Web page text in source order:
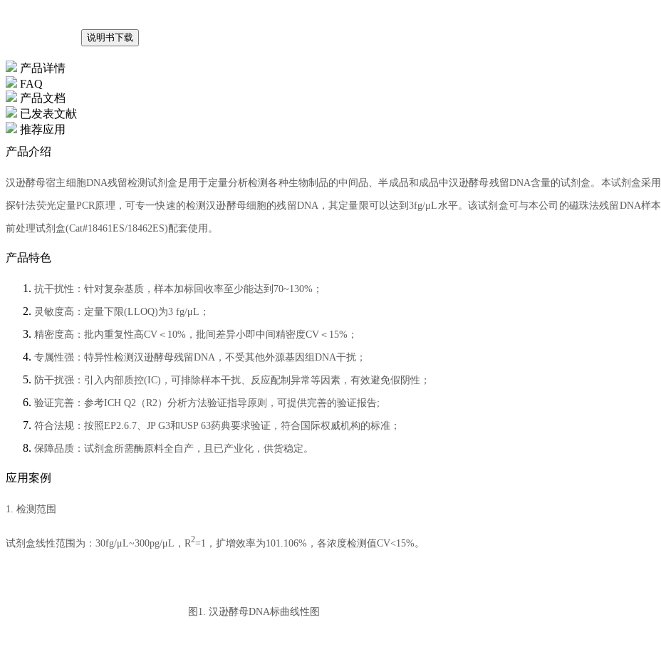
说明书下载
产品详情
FAQ
产品文档
已发表文献
推荐应用
产品介绍
汉逊酵母宿主细胞DNA残留检测试剂盒是用于定量分析检测各种生物制品的中间品、半成品和成品中汉逊酵母残留DNA含量的试剂盒。本试剂盒采用
探针法荧光定量PCR原理，可专一快速的检测汉逊酵母细胞的残留DNA，其定量限可以达到3fg/μL水平。该试剂盒可与本公司的磁珠法残留DNA样本
前处理试剂盒(Cat#18461ES/18462ES)配套使用。
产品特色
抗干扰性：针对复杂基质，样本加标回收率至少能达到70~130%；
灵敏度高：定量下限(LLOQ)为3 fg/μL；
精密度高：批内重复性高CV＜10%，批间差异小即中间精密度CV＜15%；
专属性强：特异性检测汉逊酵母残留DNA，不受其他外源基因组DNA干扰；
防干扰强：引入内部质控(IC)，可排除样本干扰、反应配制异常等因素，有效避免假阴性；
验证完善：参考ICH Q2（R2）分析方法验证指导原则，可提供完善的验证报告;
符合法规：按照EP2.6.7、JP G3和USP 63药典要求验证，符合国际权威机构的标准；
保障品质：试剂盒所需酶原料全自产，且已产业化，供货稳定。
应用案例
1. 检测范围
试剂盒线性范围为：30fg/μL~300pg/μL，R2=1，扩增效率为101.106%，各浓度检测值CV<15%。
图1. 汉逊酵母DNA标曲线性图